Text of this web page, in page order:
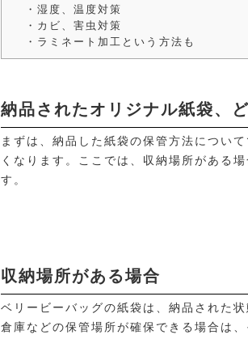
・湿度、温度対策
・カビ、害虫対策
・ラミネート加工という方法も
納品されたオリジナル紙袋、
まずは、納品した紙袋の保管方法につい
くなります。ここでは、収納場所がある
す。
収納場所がある場合
ベリービーバッグの紙袋は、納品された
倉庫などの保管場所が確保できる場合は